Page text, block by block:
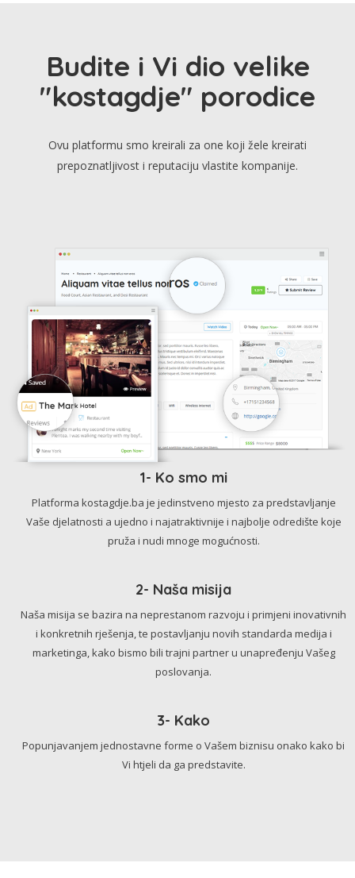
Budite i Vi dio velike
"kostagdje" porodice
Ovu platformu smo kreirali za one koji žele kreirati
prepoznatljivost i reputaciju vlastite kompanije.
1- Ko smo mi
Platforma kostagdje.ba je jedinstveno mjesto za predstavljanje
Vaše djelatnosti a ujedno i najatraktivnije i najbolje odredište koje
pruža i nudi mnoge mogućnosti.
2- Naša misija
Naša misija se bazira na neprestanom razvoju i primjeni inovativnih
i konkretnih rješenja, te postavljanju novih standarda medija i
marketinga, kako bismo bili trajni partner u unapređenju Vašeg
poslovanja.
3- Kako
Popunjavanjem jednostavne forme o Vašem biznisu onako kako bi
Vi htjeli da ga predstavite.